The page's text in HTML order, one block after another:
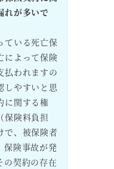
れが多いで
ている死亡保
によって保険
払われますの
しやすいと思
に関する権
保険料負担
で、被保険者
保険事故が発
の契約の存在